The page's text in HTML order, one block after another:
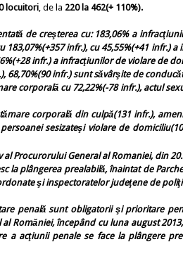
locuitori , de la 220 la 462(+ 110%).
de creşterea cu: 183,06% a
infr.), cu 45,55%(+41 infr.)
infr.)a infracţiunilor de violare de
infr.) sunt săvârşite de
corporală cu 72,22%(-78 infr.), actul
corporală din culpă(131 infr.),
sesizateşi violare de
General al Romaniei, din
la plângerea prealabilă, înaintat de
şi inspectoratelor judeţene de
penală sunt obligatorii şi prioritare
Romăniei, începând cu luna august
a acţiunii penale se face la plângere